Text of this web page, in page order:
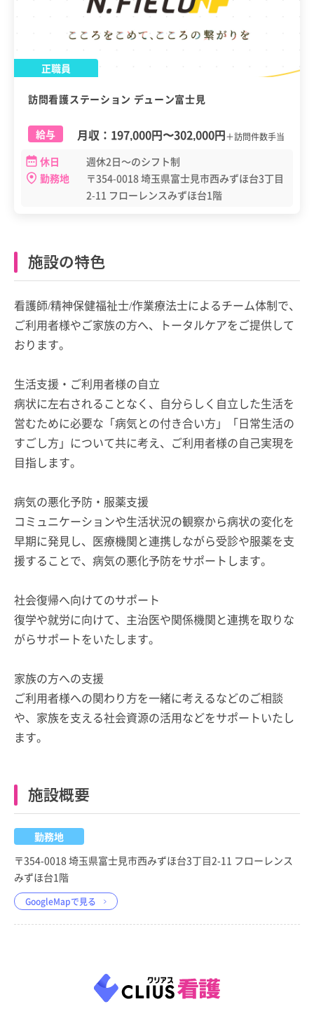
正職員
訪問看護ステーション デューン富士見
給与 月収： 197,000円〜302,000円＋訪問件数手当
休日
週休2日～のシフト制
勤務地
〒354-0018 埼玉県富士見市西みずほ台3丁目
2-11 フローレンスみずほ台1階
施設の特色
看護師/精神保健福祉士/作業療法士によるチーム体制で、
ご利用者様やご家族の方へ、トータルケアをご提供して
おります。
生活支援・ご利用者様の自立
病状に左右されることなく、自分らしく自立した生活を
営むために必要な「病気との付き合い方」「日常生活の
すごし方」について共に考え、ご利用者様の自己実現を
目指します。
病気の悪化予防・服薬支援
コミュニケーションや生活状況の観察から病状の変化を
早期に発見し、医療機関と連携しながら受診や服薬を支
援することで、病気の悪化予防をサポートします。
社会復帰へ向けてのサポート
復学や就労に向けて、主治医や関係機関と連携を取りな
がらサポートをいたします。
家族の方への支援
ご利用者様への関わり方を一緒に考えるなどのご相談
や、家族を支える社会資源の活用などをサポートいたし
ます。
施設概要
勤務地
〒354-0018 埼玉県富士見市西みずほ台3丁目2-11 フローレンス
みずほ台1階
GoogleMapで見る